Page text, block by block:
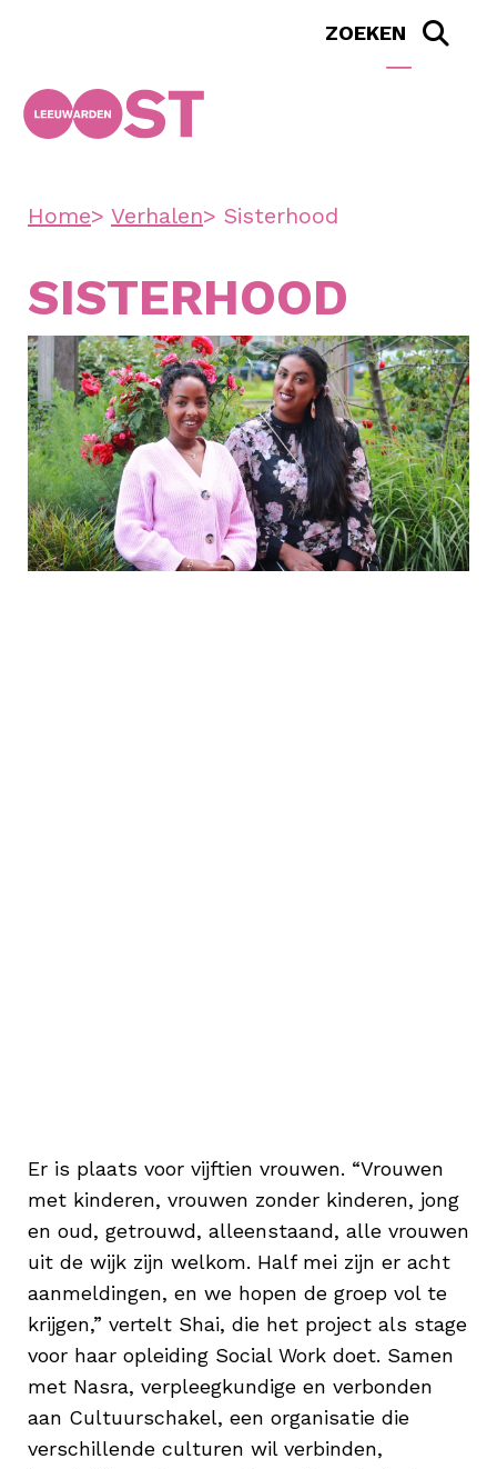
Home Verhalen Sisterhood
SISTERHOOD
Er is plaats voor vijftien vrouwen. “Vrouwen
met kinderen, vrouwen zonder kinderen, jong
en oud, getrouwd, alleenstaand, alle vrouwen
uit de wijk zijn welkom. Half mei zijn er acht
aanmeldingen, en we hopen de groep vol te
krijgen,” vertelt Shai, die het project als stage
voor haar opleiding Social Work doet. Samen
met Nasra, verpleegkundige en verbonden
aan Cultuurschakel, een organisatie die
verschillende culturen wil verbinden,